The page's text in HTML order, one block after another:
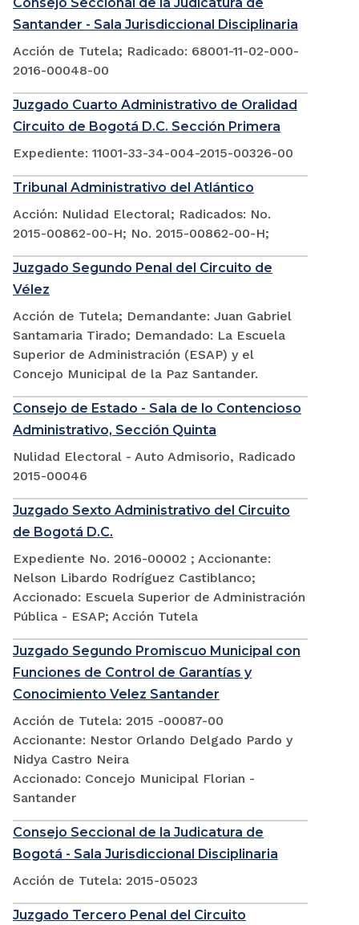
Santander - Sala Jurisdiccional Disciplinaria
Acción de Tutela; Radicado: 68001-11-02-000-
2016-00048-00
Juzgado Cuarto Administrativo de Oralidad
Circuito de Bogotá D.C. Sección Primera
Expediente: 11001-33-34-004-2015-00326-00
Tribunal Administrativo del Atlántico
Acción: Nulidad Electoral; Radicados: No.
2015-00862-00-H; No. 2015-00862-00-H;
Juzgado Segundo Penal del Circuito de
Vélez
Acción de Tutela; Demandante: Juan Gabriel
Santamaria Tirado; Demandado: La Escuela
Superior de Administración (ESAP) y el
Concejo Municipal de la Paz Santander.
Consejo de Estado - Sala de lo Contencioso
Administrativo, Sección Quinta
Nulidad Electoral - Auto Admisorio, Radicado
2015-00046
Juzgado Sexto Administrativo del Circuito
de Bogotá D.C.
Expediente No. 2016-00002 ; Accionante:
Nelson Libardo Rodríguez Castiblanco;
Accionado: Escuela Superior de Administración
Pública - ESAP; Acción Tutela
Juzgado Segundo Promiscuo Municipal con
Funciones de Control de Garantías y
Conocimiento Velez Santander
Acción de Tutela: 2015 -00087-00
Accionante: Nestor Orlando Delgado Pardo y
Nidya Castro Neira
Accionado: Concejo Municipal Florian -
Santander
Consejo Seccional de la Judicatura de
Bogotá - Sala Jurisdiccional Disciplinaria
Acción de Tutela: 2015-05023
Juzgado Tercero Penal del Circuito